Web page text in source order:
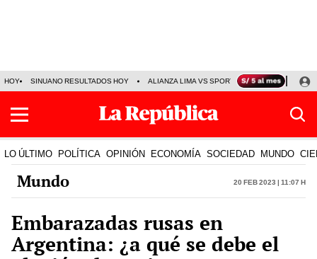
HOY SINUANO RESULTADOS HOY ALIANZA LIMA VS SPORT BOYS JORGE
LO ÚLTIMO POLÍTICA OPINIÓN ECONOMÍA SOCIEDAD MUNDO
Mundo 20 Feb 2023 | 11:07 h
Embarazadas rusas en
Argentina: ¿a qué se debe el